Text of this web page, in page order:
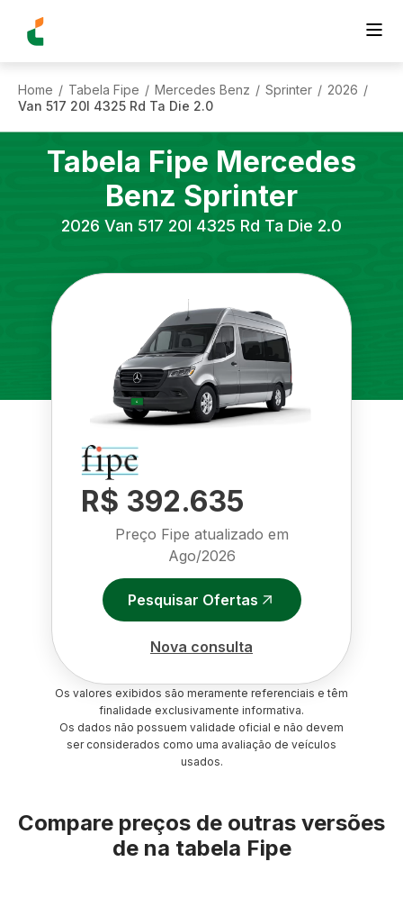
Home / Tabela Fipe / Mercedes Benz / Sprinter / 2026 /
Van 517 20l 4325 Rd Ta Die 2.0
Tabela Fipe Mercedes
Benz Sprinter
2026 Van 517 20l 4325 Rd Ta Die 2.0
R$ 392.635
Preço Fipe atualizado em
Ago/2026
Pesquisar Ofertas
Nova consulta
Os valores exibidos são meramente referenciais e têm
finalidade exclusivamente informativa.
Os dados não possuem validade oficial e não devem
ser considerados como uma avaliação de veículos
usados.
Compare preços de outras versões
de na tabela Fipe